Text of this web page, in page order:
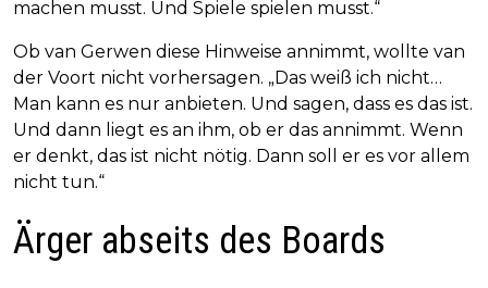
machen musst. Und Spiele spielen musst.“
Ob van Gerwen diese Hinweise annimmt, wollte van
der Voort nicht vorhersagen. „Das weiß ich nicht…
Man kann es nur anbieten. Und sagen, dass es das ist.
Und dann liegt es an ihm, ob er das annimmt. Wenn
er denkt, das ist nicht nötig. Dann soll er es vor allem
nicht tun.“
Ärger abseits des Boards